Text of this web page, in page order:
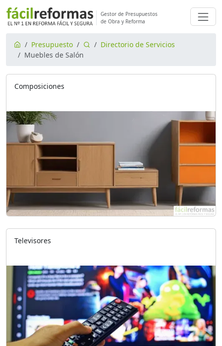
Gestor de Presupuestos
de Obra y Reforma
Presupuesto
Directorio de Servicios
Muebles de Salón
Composiciones
Televisores